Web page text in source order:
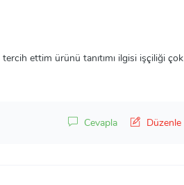
ettim ürünü tanıtımı ilgisi işçiliği çok
Cevapla Düzenle